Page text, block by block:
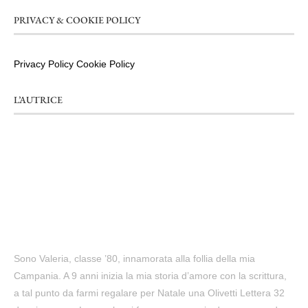
PRIVACY & COOKIE POLICY
Privacy Policy Cookie Policy
L’AUTRICE
Sono Valeria, classe ’80, innamorata alla follia della mia
Campania. A 9 anni inizia la mia storia d’amore con la scrittura,
a tal punto da farmi regalare per Natale una Olivetti Lettera 32